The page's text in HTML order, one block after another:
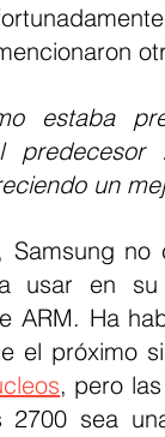
estaba
predecesor
un
usar en
ARM. Ha
el próximo
, pero
sea